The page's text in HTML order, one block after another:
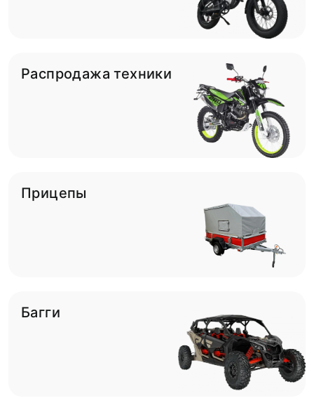
Распродажа техники
Прицепы
Багги